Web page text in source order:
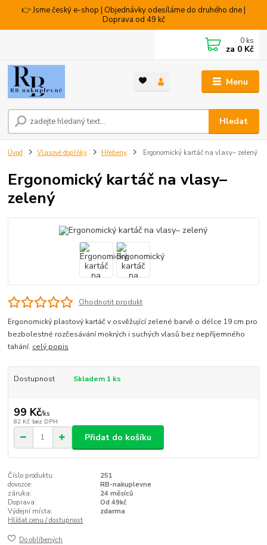
👉 Jsme český e-shop | Objednávky odesíláme do druhého dne |
Doprava od 49 kč
Menu
Hledat
0 ks
za 0 Kč
Úvod Vlasové doplňky Hřebeny Ergonomický kartáč na vlasy– zelený
Ergonomický kartáč na vlasy–
zelený
Ohodnotit produkt
Ergonomický plastový kartáč v osvěžující zelené barvě o délce 19 cm pro
bezbolestné rozčesávání mokrých i suchých vlasů bez nepříjemného
tahání. celý popis
Dostupnost Skladem 1 ks
99 Kč/ks
82 Kč bez DPH
Přidat do košíku
Číslo produktu:
251
dovozce:
RB-nakuplevne
záruka:
24 měsíců
Doprava:
Od 49kč
Výdejní místa:
zdarma
Hlídat cenu / dostupnost
Do oblíbených